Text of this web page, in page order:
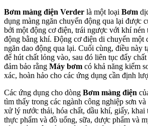
Bơm màng điện Verder là một loại Bơm
dụng màng ngăn chuyển động qua lại được
bởi một động cơ điện, trái ngược với khí nén
động bằng khí. Động cơ điện di chuyển một
ngăn dao động qua lại. Cuối cùng, điều này
để hút chất lỏng vào, sau đó liên tục đẩy
đảm bảo rằng Máy bơm có khả năng kiểm
xác, hoàn hảo cho các ứng dụng cần định
Các ứng dụng cho dòng Bơm màng điện
tìm thấy trong các ngành công nghiệp sơn
xử lý nước thải, hóa chất, dầu khí, giấy, khai
thực phẩm và đồ uống, sữa, dược phẩm và